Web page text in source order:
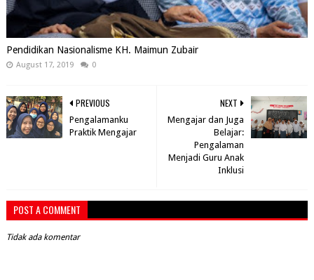
Pendidikan Nasionalisme KH. Maimun Zubair
August 17, 2019 0
NEXT
Mengajar dan Juga
Belajar:
Pengalaman
Menjadi Guru Anak
Inklusi
PREVIOUS
Pengalamanku
Praktik Mengajar
POST A COMMENT
Tidak ada komentar